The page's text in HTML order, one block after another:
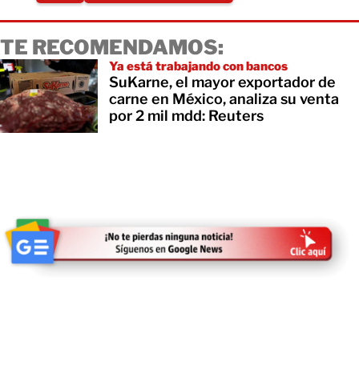
TE RECOMENDAMOS:
Ya está trabajando con bancos
SuKarne, el mayor exportador de
carne en México, analiza su venta
por 2 mil mdd: Reuters